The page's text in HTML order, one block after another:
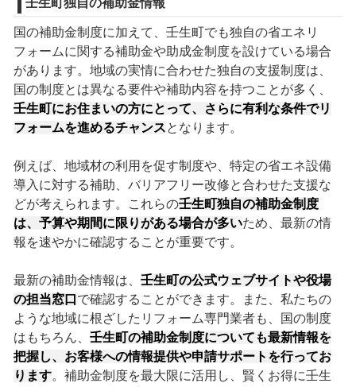
壬生町独自の補助金情報
国の補助金制度に加えて、壬生町でも独自の省エネリ
フォームに関する補助金や助成金制度を設けている場合
があります。地域の実情に合わせた独自の支援制度は、
国の制度とは異なる要件や補助内容を持つことが多く、
壬生町にお住まいの方にとって、さらに有利な条件でリ
フォームを進めるチャンスとなります。
例えば、地域材の利用を促す制度や、特定の省エネ設備
導入に対する補助、バリアフリー改修と合わせた支援な
どが考えられます。これらの壬生町独自の補助金制度
は、予算や期間に限りがある場合が多いため、最新の情
報を速やかに確認することが重要です。
最新の補助金情報は、 壬生町の公式ウェブサイトや役場
の担当窓口 で確認することができます。また、私たちの
ような地域に根ざしたリフォーム専門業者も、国の制度
はもちろん、 壬生町の補助金制度についても最新情報を
把握し、お客様への情報提供や申請サポートを行ってお
ります。補助金制度を最大限に活用し、賢くお得に壬生